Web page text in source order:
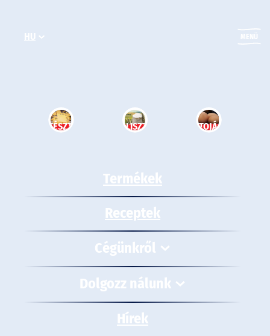
tartalomhoz
HU MENÜ
TÉSZTA LISZT TOJÁS
Termékek
Receptek
Cégünkről
Dolgozz nálunk
Hírek